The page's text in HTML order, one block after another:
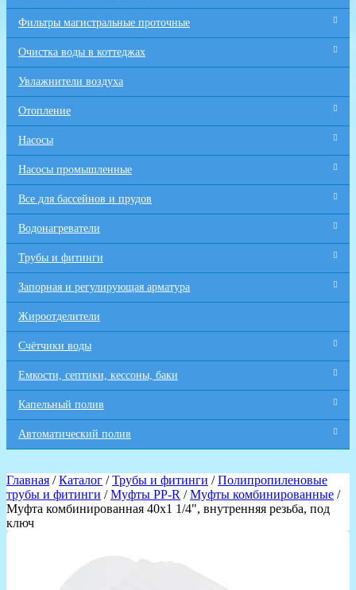
Фильтры магистральные проточные
Очистка воды в коттеджах
Увлажнители воздуха
Отопление
Насосы
Насосы промышленные
Все для бaссейнов и прудов
Водонагреватели
Трубы и фитинги
Запорная и регулирующая арматура
Жироотделители
Счётчики воды
Емкости, септики, кессоны, баки
Капельный полив
Автоматический полив
Главная /Каталог /Трубы и фитинги /Полипропиленовые
трубы и фитинги /Муфты PP-R /Муфты комбинированные /
Муфта комбинированная 40х1 1/4", внутренняя резьба, под
ключ